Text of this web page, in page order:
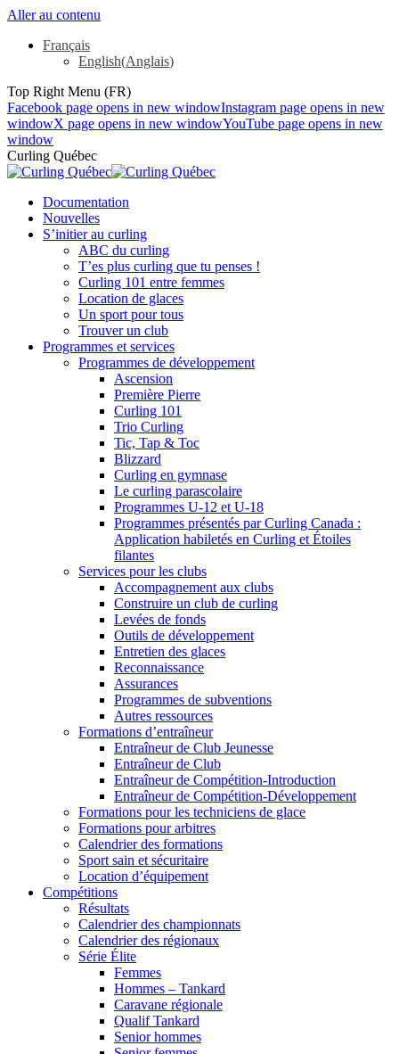
Aller au contenu
Français
English(Anglais)
Top Right Menu (FR)
Facebook page opens in new windowInstagram page opens in new
windowX page opens in new windowYouTube page opens in new
window
Curling Québec
Documentation
Nouvelles
S’initier au curling
ABC du curling
T’es plus curling que tu penses !
Curling 101 entre femmes
Location de glaces
Un sport pour tous
Trouver un club
Programmes et services
Programmes de développement
Ascension
Première Pierre
Curling 101
Trio Curling
Tic, Tap & Toc
Blizzard
Curling en gymnase
Le curling parascolaire
Programmes U-12 et U-18
Programmes présentés par Curling Canada :
Application habiletés en Curling et Étoiles
filantes
Services pour les clubs
Accompagnement aux clubs
Construire un club de curling
Levées de fonds
Outils de développement
Entretien des glaces
Reconnaissance
Assurances
Programmes de subventions
Autres ressources
Formations d’entraîneur
Entraîneur de Club Jeunesse
Entraîneur de Club
Entraîneur de Compétition-Introduction
Entraîneur de Compétition-Développement
Formations pour les techniciens de glace
Formations pour arbitres
Calendrier des formations
Sport sain et sécuritaire
Location d’équipement
Compétitions
Résultats
Calendrier des championnats
Calendrier des régionaux
Série Élite
Femmes
Hommes – Tankard
Caravane régionale
Qualif Tankard
Senior hommes